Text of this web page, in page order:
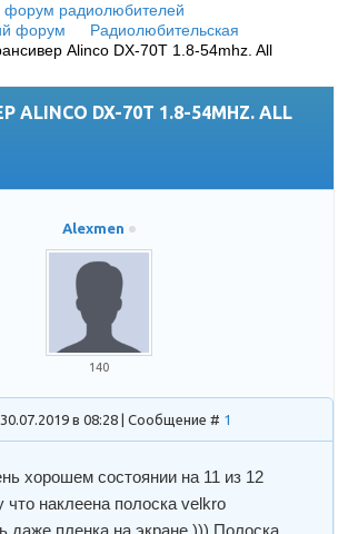
радиолюбителей
форум
Радиолюбительская
Alinco DX-70T 1.8-54mhz. All
ALINCO DX-70T 1.8-54MHZ. ALL
Alexmen
140
в 08:28 | Сообщение # 1
хорошем состоянии на 11 из 12
что наклеена полоска velkro
даже пленка на экране.))) Полоска